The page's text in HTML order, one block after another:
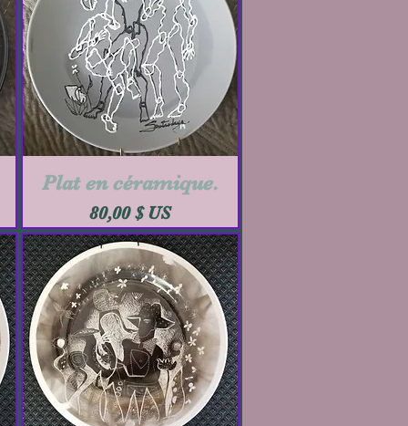
Aperçu rapide
Plat en céramique.
Prix
80,00 $ US